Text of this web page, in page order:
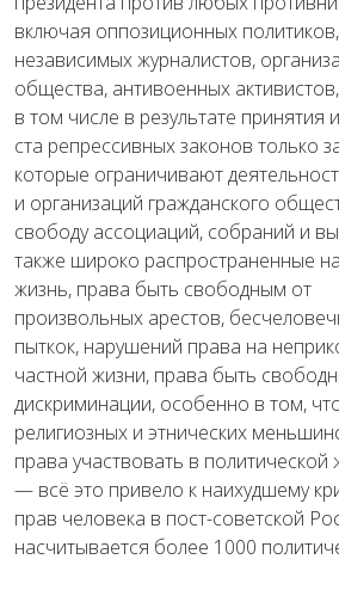
включая оппозиционных политиков,
независимыхжурналистов,
общества, антивоенных активистов,
в том числе в результате принятия и
ста репрессивныхзаконов только
которые ограничивают
и организаций гражданского
свободу ассоциаций, собраний и
также широко распространенные
жизнь, права быть свободным от
произвольных арестов,
пыткок, нарушений права на
частной жизни, права быть
дискриминации, особенно в том,
религиозных и этнических
права участвовать в политической
— всё это привело к наихудшему
прав человека в пост-советской
насчитывается более 1000